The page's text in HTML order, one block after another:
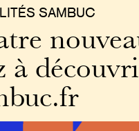
SAMBUC
à